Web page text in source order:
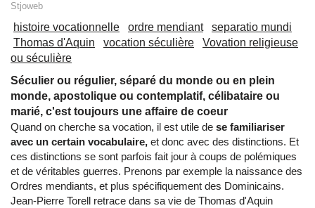
Stjoweb
histoire vocationnelle ordre mendiant
separatio mundi
Thomas d'Aquin
vocation séculière
Vovation religieuse
ou séculière
Séculier ou régulier, séparé du monde ou en plein
monde, apostolique ou contemplatif, célibataire ou
marié, c'est toujours une affaire de coeur
Quand on cherche sa vocation, il est utile de se familiariser
avec un certain vocabulaire, et donc avec des distinctions. Et
ces distinctions se sont parfois fait jour à coups de polémiques
et de véritables guerres. Prenons par exemple la naissance des
Ordres mendiants, et plus spécifiquement des Dominicains.
Jean-Pierre Torell retrace dans sa vie de Thomas d'Aquin